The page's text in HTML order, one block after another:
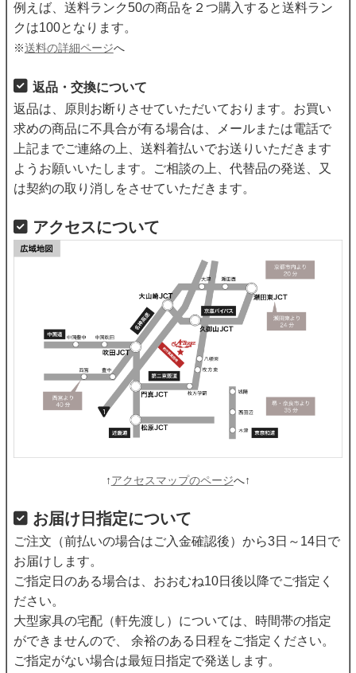
例えば、送料ランク50の商品を２つ購入すると送料ラン
クは100となります。
※送料の詳細ページへ
返品・交換について
返品は、原則お断りさせていただいております。お買い
求めの商品に不具合が有る場合は、メールまたは電話で
上記までご連絡の上、送料着払いでお送りいただきます
ようお願いいたします。ご相談の上、代替品の発送、又
は契約の取り消しをさせていただきます。
アクセスについて
↑アクセスマップのページへ↑
お届け日指定について
ご注文（前払いの場合はご入金確認後）から3日～14日で
お届けします。
ご指定日のある場合は、おおむね10日後以降でご指定く
ださい。
大型家具の宅配（軒先渡し）については、時間帯の指定
ができませんので、 余裕のある日程をご指定ください。
ご指定がない場合は最短日指定で発送します。